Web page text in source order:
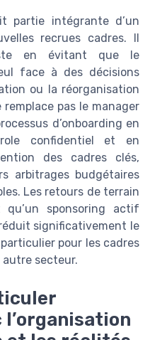
partie intégrante d’un
recrues cadres. Il
en évitant que le
face à des décisions
ou la réorganisation
pas le manager
d’onboarding en
confidentiel et en
des cadres clés,
arbitrages budgétaires
Les retours de terrain
qu’un sponsoring actif
significativement le
pour les cadres
autre secteur.
l’organisation